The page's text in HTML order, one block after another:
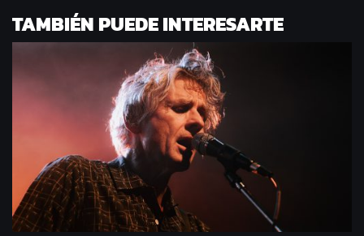
TAMBIÉN PUEDE INTERESARTE